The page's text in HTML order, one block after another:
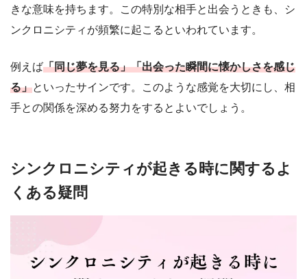
きな意味を持ちます。この特別な相手と出会うときも、シ
ンクロニシティが頻繁に起こるといわれています。
例えば「同じ夢を見る」「出会った瞬間に懐かしさを感じ
る」といったサインです。このような感覚を大切にし、相
手との関係を深める努力をするとよいでしょう。
シンクロニシティが起きる時に関するよ
くある疑問